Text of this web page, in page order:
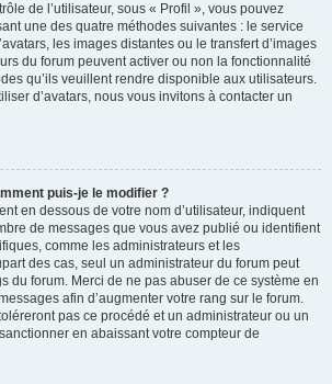
de l’utilisateur, sous « Profil », vous pouvez
une des quatre méthodes suivantes : le service
les images distantes ou le transfert d’images
du forum peuvent activer ou non la fonctionnalité
qu’ils veuillent rendre disponible aux utilisateurs.
d’avatars, nous vous invitons à contacter un
puis-je le modifier ?
en dessous de votre nom d’utilisateur, indiquent
de messages que vous avez publié ou identifient
comme les administrateurs et les
des cas, seul un administrateur du forum peut
du forum. Merci de ne pas abuser de ce système en
afin d’augmenter votre rang sur le forum.
pas ce procédé et un administrateur ou un
en abaissant votre compteur de